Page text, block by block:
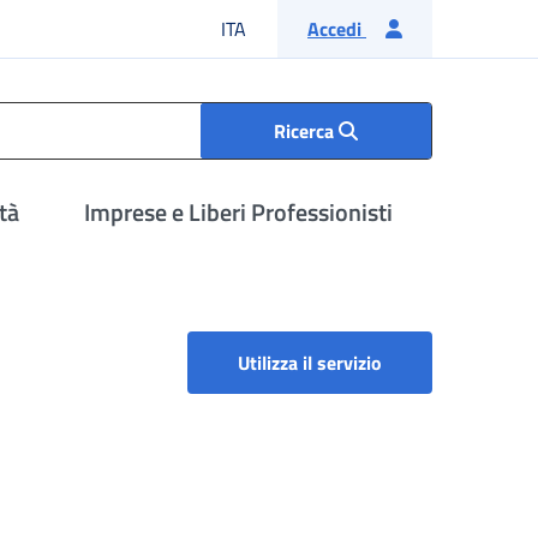
ITA Lingua italiana
Accedi
Ricerca
Imprese e Liberi Professionisti
Utilizza il servizio